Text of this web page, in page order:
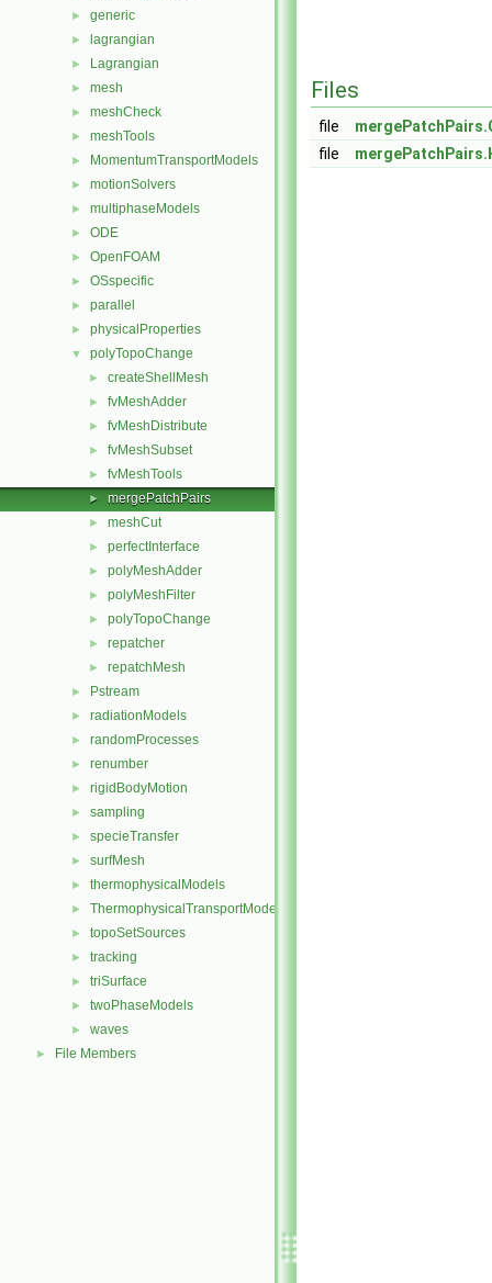
► generic
► lagrangian
► Lagrangian
► mesh
► meshCheck
► meshTools
► MomentumTransportModels
► motionSolvers
► multiphaseModels
► ODE
► OpenFOAM
► OSspecific
► parallel
► physicalProperties
▼ polyTopoChange
► createShellMesh
► fvMeshAdder
► fvMeshDistribute
► fvMeshSubset
► fvMeshTools
► mergePatchPairs
► meshCut
► perfectInterface
► polyMeshAdder
► polyMeshFilter
► polyTopoChange
► repatcher
► repatchMesh
► Pstream
► radiationModels
► randomProcesses
► renumber
► rigidBodyMotion
► sampling
► specieTransfer
► surfMesh
► thermophysicalModels
► ThermophysicalTransportModels
► topoSetSources
► tracking
► triSurface
► twoPhaseModels
► waves
► File Members
Files
file
file